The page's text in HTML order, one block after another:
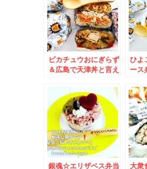
ピカチュウおにぎらず
＆広島で天津丼と言え
「天津丼とミニチャー
ハン」って大盛Σ(ﾟ
Дﾟ)
ひよ
ース
酒」
プで
銀魂☆エリザベス弁当
大衆